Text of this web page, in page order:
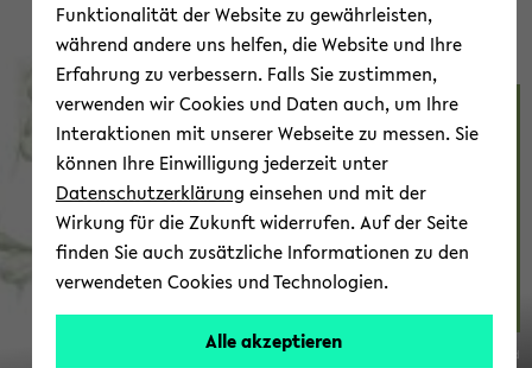
Cog­ni­tive Neu­ro­science
Funktionalität der Website zu gewährleisten,
während andere uns helfen, die Website und Ihre
Erfahrung zu verbessern. Falls Sie zustimmen,
verwenden wir Cookies und Daten auch, um Ihre
Interaktionen mit unserer Webseite zu messen. Sie
können Ihre Einwilligung jederzeit unter
Datenschutzerklärung einsehen und mit der
Wirkung für die Zukunft widerrufen. Auf der Seite
finden Sie auch zusätzliche Informationen zu den
verwendeten Cookies und Technologien.
Alle akzeptieren